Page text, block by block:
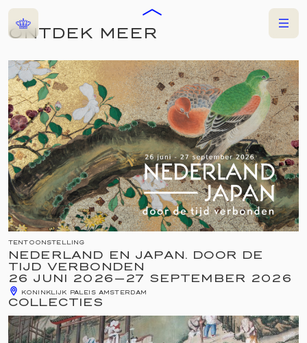
Home Menu
ONTDEK MEER
TENTOONSTELLING
NEDERLAND EN JAPAN. DOOR DE
TIJD VERBONDEN
26 JUNI 2026 — 27 SEPTEMBER 2026
KONINKLIJK PALEIS AMSTERDAM
COLLECTIES